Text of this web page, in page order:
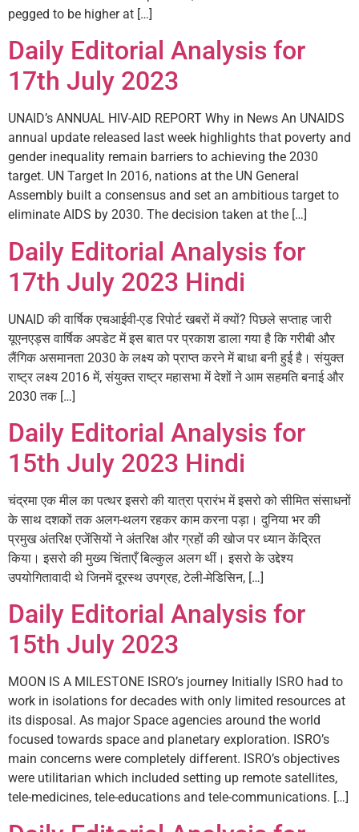
pegged to be higher at […]
Daily Editorial Analysis for
17th July 2023
UNAID’s ANNUAL HIV-AID REPORT Why in News An UNAIDS
annual update released last week highlights that poverty and
gender inequality remain barriers to achieving the 2030
target. UN Target In 2016, nations at the UN General
Assembly built a consensus and set an ambitious target to
eliminate AIDS by 2030. The decision taken at the […]
Daily Editorial Analysis for
17th July 2023 Hindi
UNAID की वार्षिक एचआईवी-एड रिपोर्ट खबरों में क्यों? पिछले सप्ताह जारी
यूएनएड्स वार्षिक अपडेट में इस बात पर प्रकाश डाला गया है कि गरीबी और
लैंगिक असमानता 2030 के लक्ष्य को प्राप्त करने में बाधा बनी हुई है। संयुक्त
राष्ट्र लक्ष्य 2016 में, संयुक्त राष्ट्र महासभा में देशों ने आम सहमति बनाई और
2030 तक […]
Daily Editorial Analysis for
15th July 2023 Hindi
चंद्रमा एक मील का पत्थर इसरो की यात्रा प्रारंभ में इसरो को सीमित संसाधनों
के साथ दशकों तक अलग-थलग रहकर काम करना पड़ा। दुनिया भर की
प्रमुख अंतरिक्ष एजेंसियों ने अंतरिक्ष और ग्रहों की खोज पर ध्यान केंद्रित
किया। इसरो की मुख्य चिंताएँ बिल्कुल अलग थीं। इसरो के उद्देश्य
उपयोगितावादी थे जिनमें दूरस्थ उपग्रह, टेली-मेडिसिन, […]
Daily Editorial Analysis for
15th July 2023
MOON IS A MILESTONE ISRO’s journey Initially ISRO had to
work in isolations for decades with only limited resources at
its disposal. As major Space agencies around the world
focused towards space and planetary exploration. ISRO’s
main concerns were completely different. ISRO’s objectives
were utilitarian which included setting up remote satellites,
tele-medicines, tele-educations and tele-communications. […]